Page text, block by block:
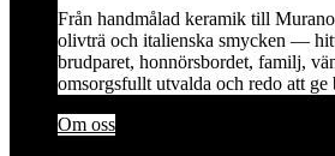
Från handmålad keramik till
olivträ och italienska smycken —
brudparet, honnörsbordet, familj,
omsorgsfullt utvalda och redo att ge
Om oss